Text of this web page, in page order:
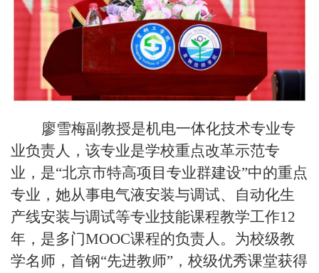
廖雪梅副教授是机电一体化技术专业专
业负责人，该专业是学校重点改革示范专
业，是“北京市特高项目专业群建设”中的重点
专业，她从事电气液安装与调试、自动化生
产线安装与调试等专业技能课程教学工作12
年，是多门MOOC课程的负责人。为校级教
学名师，首钢“先进教师”，校级优秀课堂获得